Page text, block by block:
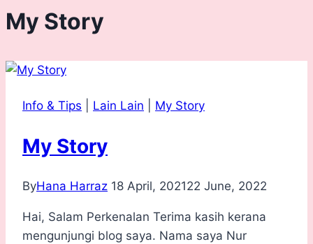
My Story
Info & Tips Lain Lain My Story
My Story
ByHana Harraz 18 April, 202122 June, 2022
Hai, Salam Perkenalan Terima kasih kerana
mengunjungi blog saya. Nama saya Nur